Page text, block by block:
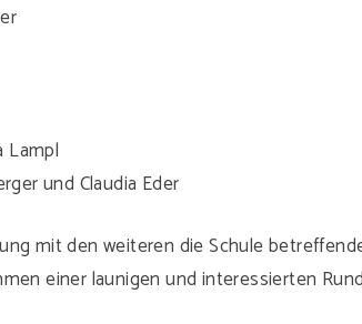
Lampl
und Claudia Eder
mit den weiteren die Schule
einer launigen und interessierten